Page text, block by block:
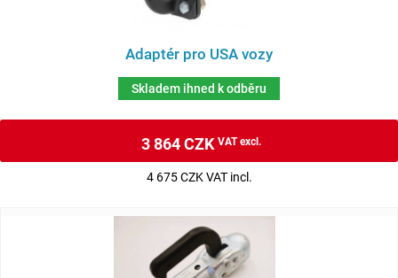
Adaptér pro USA vozy
Skladem ihned k odběru
3 864 CZKVAT excl.
4 675 CZK VAT incl.